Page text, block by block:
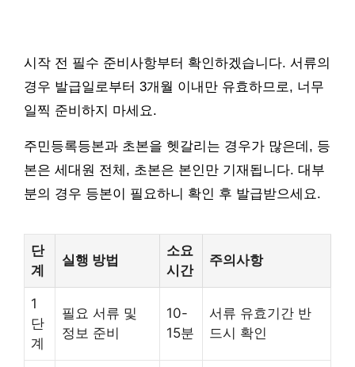
시작 전 필수 준비사항부터 확인하겠습니다. 서류의
경우 발급일로부터 3개월 이내만 유효하므로, 너무
일찍 준비하지 마세요.
주민등록등본과 초본을 헷갈리는 경우가 많은데, 등
본은 세대원 전체, 초본은 본인만 기재됩니다. 대부
분의 경우 등본이 필요하니 확인 후 발급받으세요.
단
계
실행 방법
소요
시간
주의사항
1
단
계
필요 서류 및
정보 준비
10-
15분
서류 유효기간 반
드시 확인